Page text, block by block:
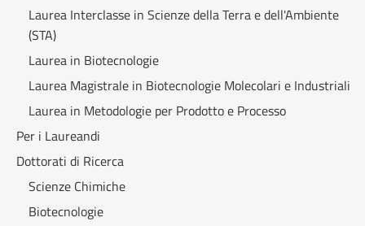
Laurea Interclasse in Scienze della Terra e dell'Ambiente
(STA)
Laurea in Biotecnologie
Laurea Magistrale in Biotecnologie Molecolari e Industriali
Laurea in Metodologie per Prodotto e Processo
Per i Laureandi
Dottorati di Ricerca
Scienze Chimiche
Biotecnologie